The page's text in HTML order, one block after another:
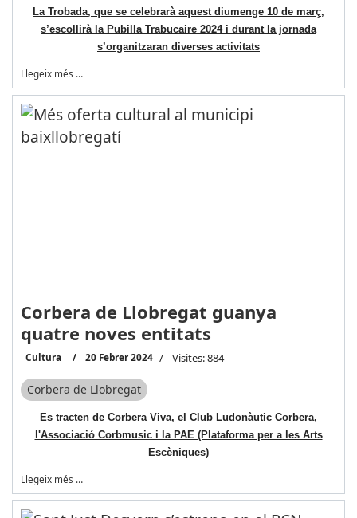
La Trobada, que se celebrarà aquest diumenge 10 de març,
s’escollirà la Pubilla Trabucaire 2024 i durant la jornada
s’organitzaran diverses activitats
Llegeix més …
Corbera de Llobregat guanya
quatre noves entitats
Cultura 20 Febrer 2024 Visites: 884
Corbera de Llobregat
Es tracten de Corbera Viva, el Club Ludonàutic Corbera,
l'Associació Corbmusic i la PAE (Plataforma per a les Arts
Escèniques)
Llegeix més …